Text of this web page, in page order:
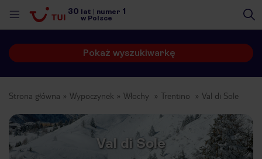
30 lat numer 1
w Polsce
Pokaż wyszukiwarkę
Strona główna Wypoczynek Włochy Trentino Val di Sole
Val di Sole